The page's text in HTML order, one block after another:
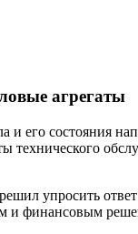
агрегаты
его состояния
технического
упросить
и финансовым